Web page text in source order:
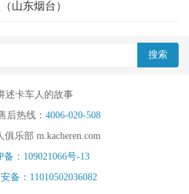
山东烟台）
述卡车人的故事
后热线： 4006-020-508
乐部 m.kacheren.com
备：109021066号-13
备：11010502036082